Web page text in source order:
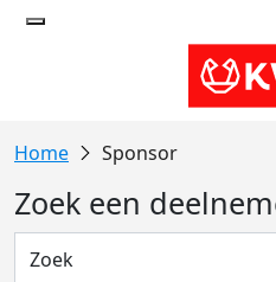
Sponsor
Zoek een